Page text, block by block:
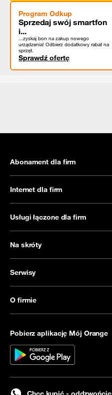
Program Odkup
Sprzedaj swój smartfon
i...
...zyskaj bon na zakup nowego
urządzenia! Odbierz dodatkowy rabat na
sprzęt.
Sprawdź ofertę
Abonament dla firm
Internet dla firm
Usługi łączone dla firm
Na skróty
Serwisy
O firmie
Pobierz aplikację Mój Orange